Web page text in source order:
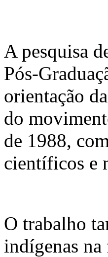
A pesquisa
Pós-
orientação
do
de 1988,
científicos e
O trabalho
indígenas